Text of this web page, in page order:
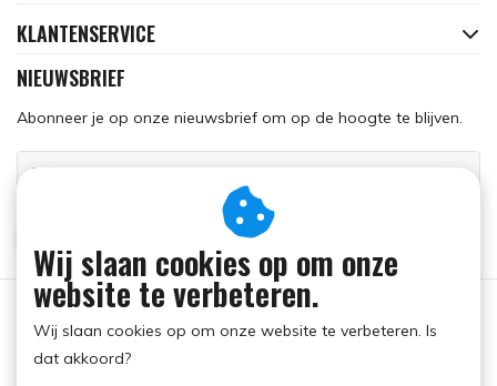
KLANTENSERVICE
NIEUWSBRIEF
Abonneer je op onze nieuwsbrief om op de hoogte te blijven.
Wij slaan cookies op om onze
website te verbeteren.
Wij slaan cookies op om onze website te verbeteren. Is
dat akkoord?